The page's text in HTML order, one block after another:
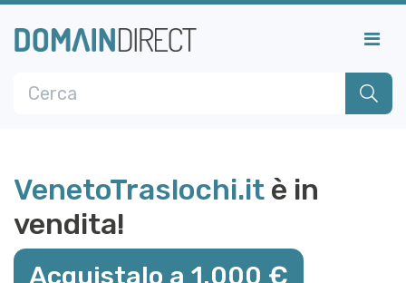
VenetoTraslochi.it è in
vendita!
Acquistalo a 1.000 €